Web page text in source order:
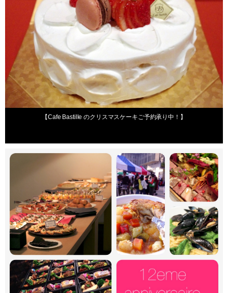
【Cafe Bastille のクリスマスケーキご予約承り中！】